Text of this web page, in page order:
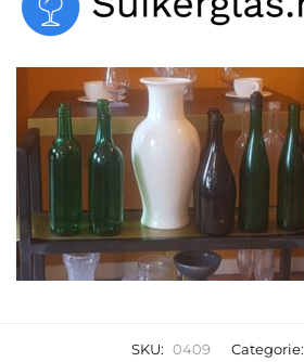
SKU: 0409 Categorie: